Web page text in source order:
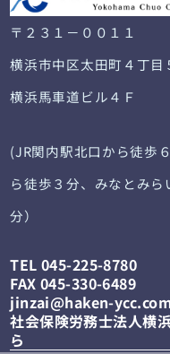
〒２３１－００１１
横浜市中区太田町４丁目
横浜馬車道ビル４Ｆ
(JR関内駅北口から徒歩
ら徒歩３分、みなとみ
分）
TEL 045-225-8780
FAX 045-330-6489
jinzai@haken-
社会保険労務士法人横
ら